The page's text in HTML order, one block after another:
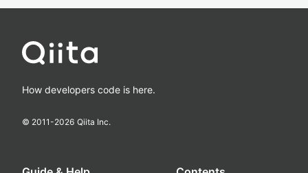
How developers code is here.
© 2011-2026 Qiita Inc.